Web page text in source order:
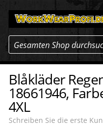
Gesamten Shop
Blåkläder
18661946,
4XL
Schreiben Sie die erste